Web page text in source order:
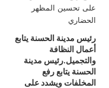
رئيس مدينة الحسنة يتابع
أعمال النظافة
والتجميل.رئيس مدينة
الحسنة يتابع رفع
المخلفات ويشدد على